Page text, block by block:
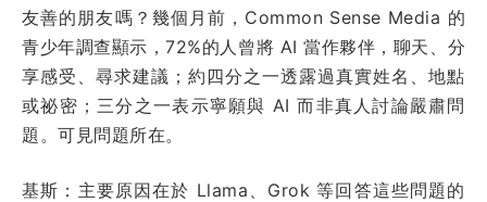
友善的朋友嗎？幾個月前，Common Sense Media 的
青少年調查顯示，72%的人曾將 AI 當作夥伴，聊天、分
享感受、尋求建議；約四分之一透露過真實姓名、地點
或祕密；三分之一表示寧願與 AI 而非真人討論嚴肅問
題。可見問題所在。
基斯：主要原因在於 Llama、Grok 等回答這些問題的